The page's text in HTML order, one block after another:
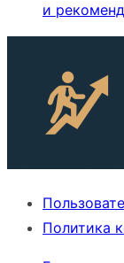
и
Политика